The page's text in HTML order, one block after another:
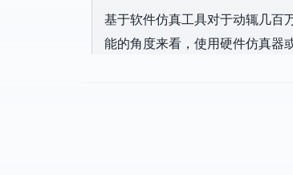
基于软件仿真工具对于动辄几百
能的角度来看，使用硬件仿真器